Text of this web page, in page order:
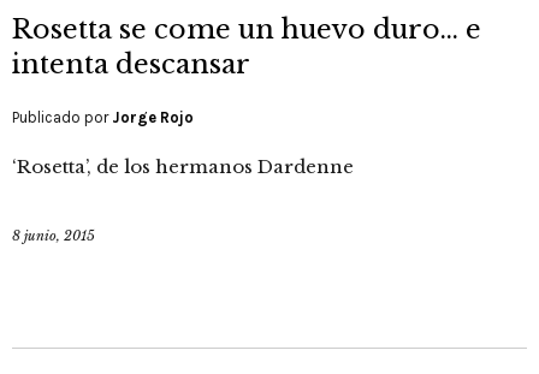
Rosetta se come un huevo duro… e
intenta descansar
Publicado por Jorge Rojo
‘Rosetta’, de los hermanos Dardenne
8 junio, 2015